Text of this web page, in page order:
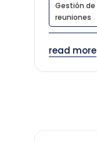
Gestión de
reuniones
read more